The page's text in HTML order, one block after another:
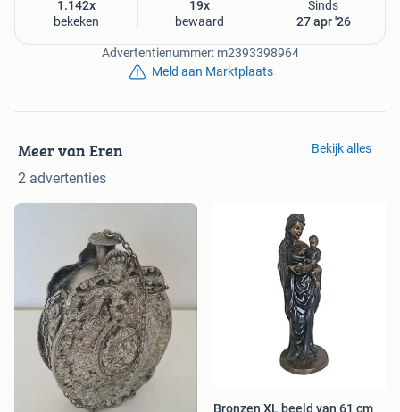
1.142x
bekeken
19x
bewaard
Sinds
27 apr '26
Advertentienummer: m2393398964
Meld aan Marktplaats
Meer van Eren
2 advertenties
Bekijk alles
Bronzen XL beeld van 61 cm